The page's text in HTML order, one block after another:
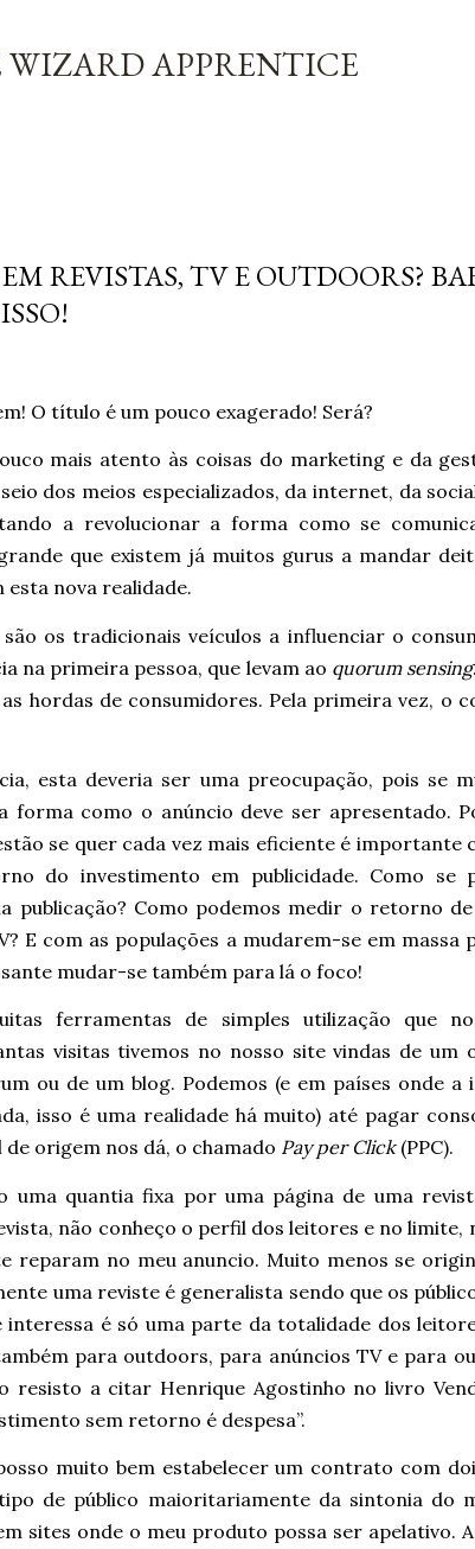
APPRENTICE
REVISTAS, TV E OUTDOORS?
O título é um pouco exagerado! Será?
mais atento às coisas do marketing e da
dos meios especializados, da internet, da
a revolucionar a forma como se
que existem já muitos gurus a mandar
nova realidade.
são os tradicionais veículos a influenciar o
na primeira pessoa, que levam ao quorum sensing
hordas de consumidores. Pela primeira vez, o
esta deveria ser uma preocupação, pois se
forma como o anúncio deve ser apresentado.
se quer cada vez mais eficiente é importante
do investimento em publicidade. Como se
publicação? Como podemos medir o retorno
E com as populações a mudarem-se em massa
mudar-se também para lá o foco!
ferramentas de simples utilização que
visitas tivemos no nosso site vindas de um
ou de um blog. Podemos (e em países onde
isso é uma realidade há muito) até pagar
de origem nos dá, o chamado Pay per Click(PPC).
uma quantia fixa por uma página de uma
não conheço o perfil dos leitores e no limite,
reparam no meu anuncio. Muito menos se
uma reviste é generalista sendo que os
interessa é só uma parte da totalidade dos
para outdoors, para anúncios TV e para
resisto a citar Henrique Agostinho no livro
sem retorno é despesa”.
muito bem estabelecer um contrato com
de público maioritariamente da sintonia do
sites onde o meu produto possa ser apelativo.